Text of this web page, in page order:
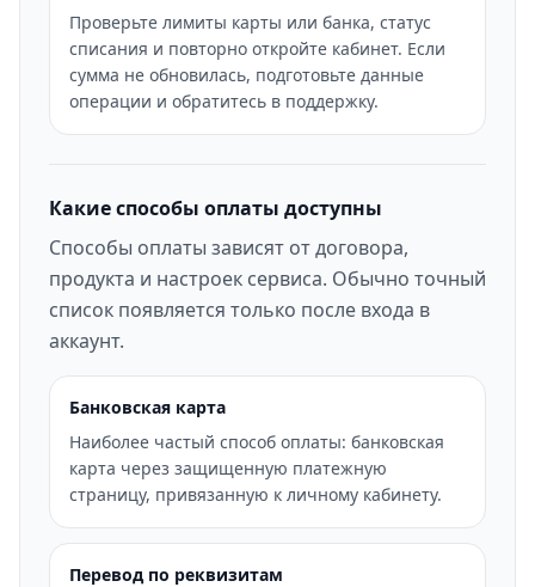
Проверьте лимиты карты или банка, статус
списания и повторно откройте кабинет. Если
сумма не обновилась, подготовьте данные
операции и обратитесь в поддержку.
Какие способы оплаты доступны
Способы оплаты зависят от договора,
продукта и настроек сервиса. Обычно точный
список появляется только после входа в
аккаунт.
Банковская карта
Наиболее частый способ оплаты: банковская
карта через защищенную платежную
страницу, привязанную к личному кабинету.
Перевод по реквизитам